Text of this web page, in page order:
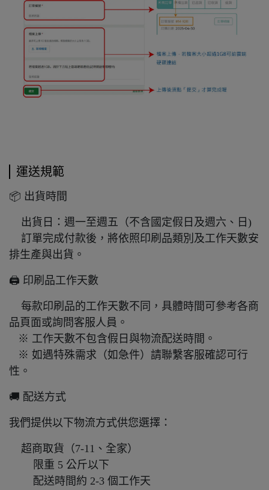
運送規範
📦 出貨時間
出貨日：週一至週五（不含國定假日及週六、日)
訂單完成付款後，將依照印刷品類別及工作天數安
排生產與出貨。
🖨️ 印刷品工作天數
每款印刷品的工作天數不同，具體時間可參考各商
品頁面或詢問客服人員。
※ 工作天數不包含假日與物流配送時間。
※ 如遇特殊需求（如急件）請聯繫客服確認可行
性。
🚚 配送方式
我們提供以下物流方式供您選擇：
超商取貨（7-11、全家）
限重 5 公斤以下
配送時間約 2-3 個工作天